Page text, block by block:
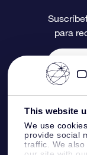
This website
We use
provide social
traffic. We
Reseñas
Tarjeta
Regalos
Página
Un Millón
para